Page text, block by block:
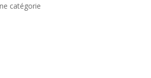
catégorie